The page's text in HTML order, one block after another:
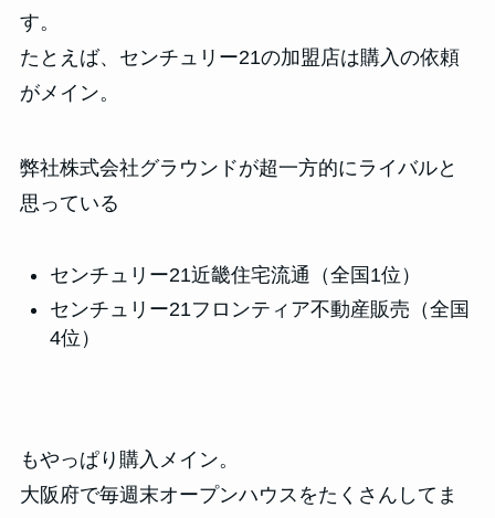
す。
たとえば、センチュリー21の加盟店は購入の依頼
がメイン。
弊社株式会社グラウンドが超一方的にライバルと
思っている
センチュリー21近畿住宅流通（全国1位）
センチュリー21フロンティア不動産販売（全国
4位）
もやっぱり購入メイン。
大阪府で毎週末オープンハウスをたくさんしてま